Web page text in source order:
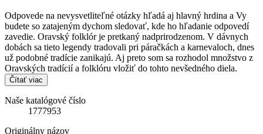
Odpovede na nevysvetliteľné otázky hľadá aj hlavný hrdina a Vy
budete so zatajeným dychom sledovať, kde ho hľadanie odpovedí
zavedie. Oravský folklór je pretkaný nadprirodzenom. V dávnych
dobách sa tieto legendy tradovali pri páračkách a karnevaloch, dnes
už podobné tradície zanikajú. Aj preto som sa rozhodol množstvo z
Oravských tradícií a folklóru vložiť do tohto nevšedného diela.
Čítať viac
Naše katalógové číslo
1777953
Originálny názov